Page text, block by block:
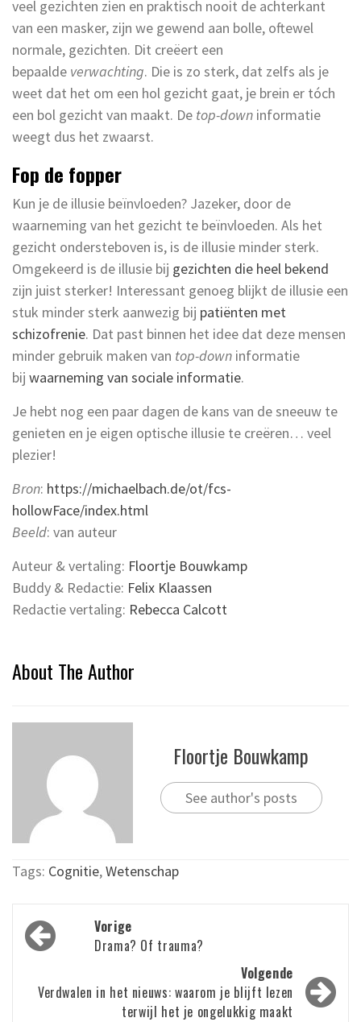
veel gezichten zien en praktisch nooit de achterkant
van een masker, zijn we gewend aan bolle, oftewel
normale, gezichten. Dit creëert een
bepaalde verwachting. Die is zo sterk, dat zelfs als je
weet dat het om een hol gezicht gaat, je brein er tóch
een bol gezicht van maakt. De top-down informatie
weegt dus het zwaarst.
Fop de fopper
Kun je de illusie beïnvloeden? Jazeker, door de
waarneming van het gezicht te beïnvloeden. Als het
gezicht ondersteboven is, is de illusie minder sterk.
Omgekeerd is de illusie bij gezichten die heel bekend
zijn juist sterker! Interessant genoeg blijkt de illusie een
stuk minder sterk aanwezig bij patiënten met
schizofrenie. Dat past binnen het idee dat deze mensen
minder gebruik maken van top-down informatie
bij waarneming van sociale informatie.
Je hebt nog een paar dagen de kans van de sneeuw te
genieten en je eigen optische illusie te creëren… veel
plezier!
Bron: https://michaelbach.de/ot/fcs-
hollowFace/index.html
Beeld: van auteur
Auteur & vertaling: Floortje Bouwkamp
Buddy & Redactie: Felix Klaassen
Redactie vertaling: Rebecca Calcott
About The Author
Floortje Bouwkamp
See author's posts
Tags: Cognitie,Wetenschap
Bericht
navigatie
Vorige
Drama? Of trauma?
Volgende
Verdwalen in het nieuws: waarom je blijft lezen
terwijl het je ongelukkig maakt